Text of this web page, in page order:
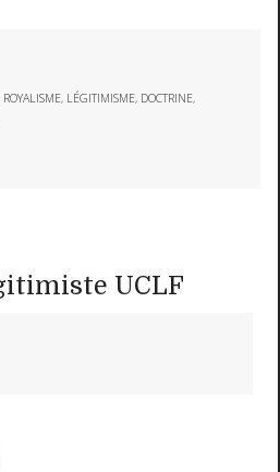
ROYALISME, LÉGITIMISME, DOCTRINE,
UCLF